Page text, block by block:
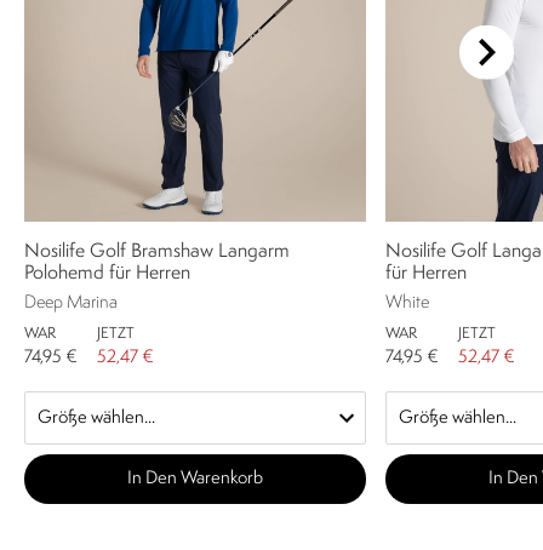
Nosilife Golf Bramshaw Langarm
Polohemd für Herren
Deep Marina
WAR
74,95 €
JETZT
52,47 €
In Den Warenkorb
Nosilife Golf
für Herren
White
WAR
74,95 €
JETZT
52,47 €
In